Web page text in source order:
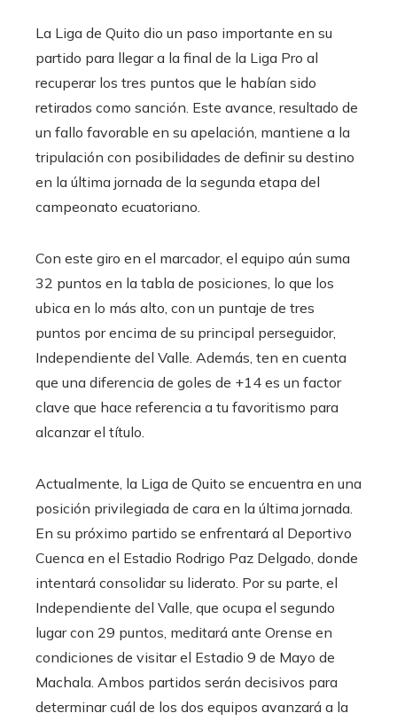
La Liga de Quito dio un paso importante en su
partido para llegar a la final de la Liga Pro al
recuperar los tres puntos que le habían sido
retirados como sanción. Este avance, resultado de
un fallo favorable en su apelación, mantiene a la
tripulación con posibilidades de definir su destino
en la última jornada de la segunda etapa del
campeonato ecuatoriano.
Con este giro en el marcador, el equipo aún suma
32 puntos en la tabla de posiciones, lo que los
ubica en lo más alto, con un puntaje de tres
puntos por encima de su principal perseguidor,
Independiente del Valle. Además, ten en cuenta
que una diferencia de goles de +14 es un factor
clave que hace referencia a tu favoritismo para
alcanzar el título.
Actualmente, la Liga de Quito se encuentra en una
posición privilegiada de cara en la última jornada.
En su próximo partido se enfrentará al Deportivo
Cuenca en el Estadio Rodrigo Paz Delgado, donde
intentará consolidar su liderato. Por su parte, el
Independiente del Valle, que ocupa el segundo
lugar con 29 puntos, meditará ante Orense en
condiciones de visitar el Estadio 9 de Mayo de
Machala. Ambos partidos serán decisivos para
determinar cuál de los dos equipos avanzará a la